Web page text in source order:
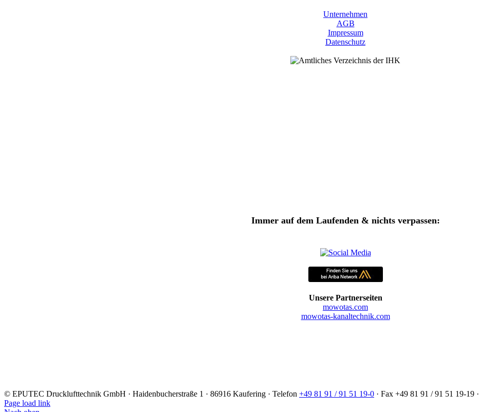
Unternehmen
AGB
Impressum
Datenschutz
Immer auf dem Laufenden & nichts verpassen:
Unsere Partnerseiten
mowotas.com
mowotas-kanaltechnik.com
© EPUTEC Drucklufttechnik GmbH · Haidenbucherstraße 1 · 86916 Kaufering · Telefon +49 81 91 / 91 51 19-0 · Fax +49 81 91 / 91 51 19-19 ·
Page load link